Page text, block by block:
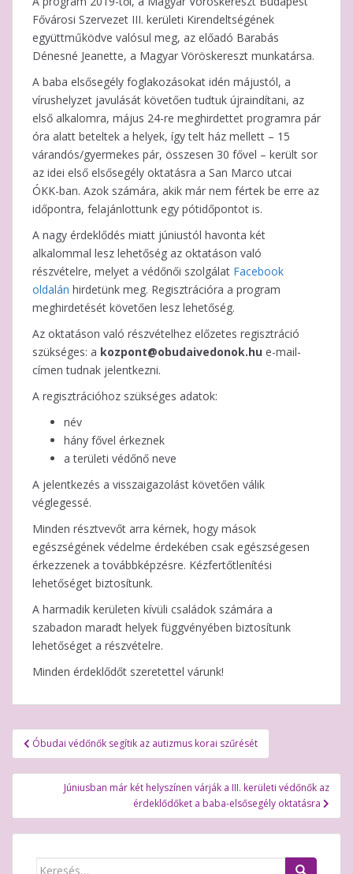
Fővárosi Szervezet III. kerületi Kirendeltségének
együttműködve valósul meg, az előadó Barabás
Dénesné Jeanette, a Magyar Vöröskereszt munkatársa.
A baba elsősegély foglakozásokat idén májustól, a
vírushelyzet javulását követően tudtuk újraindítani, az
első alkalomra, május 24-re meghirdettet programra pár
óra alatt beteltek a helyek, így telt ház mellett – 15
várandós/gyermekes pár, összesen 30 fővel – került sor
az idei első elsősegély oktatásra a San Marco utcai
ÓKK-ban. Azok számára, akik már nem fértek be erre az
időpontra, felajánlottunk egy pótidőpontot is.
A nagy érdeklődés miatt júniustól havonta két
alkalommal lesz lehetőség az oktatáson való
részvételre, melyet a védőnői szolgálat Facebook
oldalán hirdetünk meg. Regisztrációra a program
meghirdetését követően lesz lehetőség.
Az oktatáson való részvételhez előzetes regisztráció
szükséges: a kozpont@obudaivedonok.hu e-mail-
címen tudnak jelentkezni.
A regisztrációhoz szükséges adatok:
név
hány fővel érkeznek
a területi védőnő neve
A jelentkezés a visszaigazolást követően válik
véglegessé.
Minden résztvevőt arra kérnek, hogy mások
egészségének védelme érdekében csak egészségesen
érkezzenek a továbbképzésre. Kézfertőtlenítési
lehetőséget biztosítunk.
A harmadik kerületen kívüli családok számára a
szabadon maradt helyek függvényében biztosítunk
lehetőséget a részvételre.
Minden érdeklődőt szeretettel várunk!
Bejegyzés
navigáció
Óbudai védőnők segítik az autizmus korai szűrését
Júniusban már két helyszínen várják a III. kerületi védőnők az
érdeklődőket a baba-elsősegély oktatásra
Keresés: